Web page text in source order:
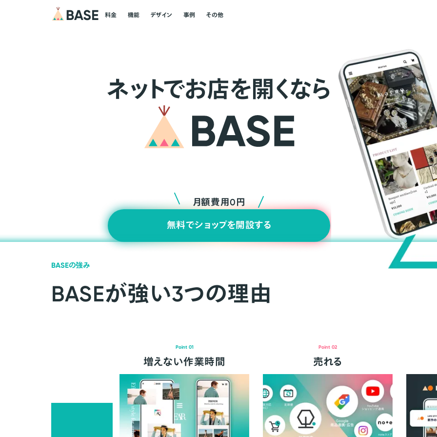
料金 機能 デザイン 事例 その他
ネッ トでお店を開くなら
月額費用0円
無料でショップを開設する
BASEの強み
BASEが強い3つの理由
Point 01
増えない作業時間
Point 02
売れる